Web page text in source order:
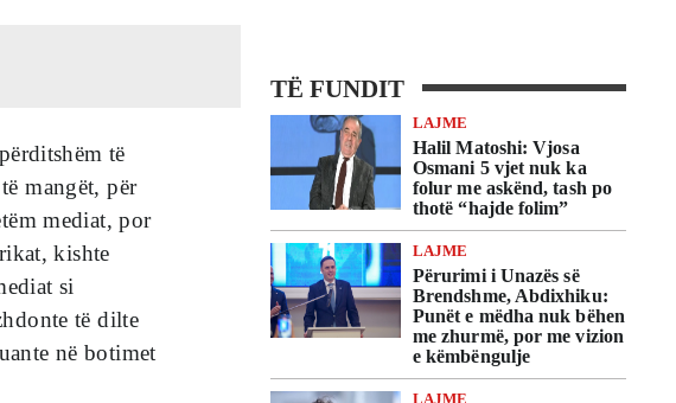
TË FUNDIT
LAJME
Halil Matoshi: Vjosa
Osmani 5 vjet nuk ka
folur me askënd, tash po
thotë “hajde folim”
LAJME
Përurimi i Unazës së
Brendshme, Abdixhiku:
Punët e mëdha nuk bëhen
me zhurmë, por me vizion
e këmbëngulje
LAJME
të
mangët, për
mediat, por
kishte
si
të dilte
në botimet